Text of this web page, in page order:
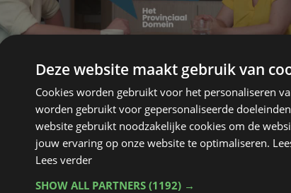
2024 | 09:21
woont in een dorpsboerderij
Deze website maakt gebruik van
Cookies worden gebruikt voor het personaliseren
worden gebruikt voor gepersonaliseerde
website gebruikt noodzakelijke cookies om de
jouw ervaring op onze website te optimaliseren.
Lees verder
SHOW ALL PARTNERS (1192) →